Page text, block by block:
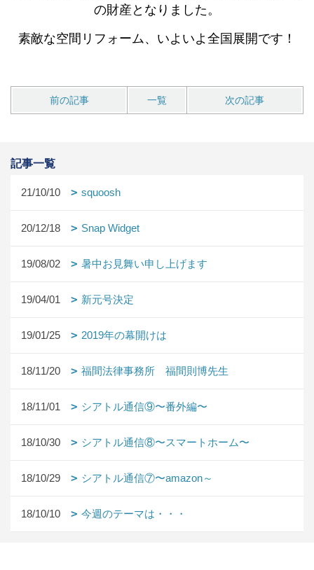
の財産となりました。
素敵な空間リフォーム、いよいよ全国展開です！
前の記事 一覧 次の記事
記事一覧
21/10/10 squoosh
20/12/18 Snap Widget
19/08/02 暑中お見舞い申し上げます
19/04/01 新元号決定
19/01/25 2019年の幕開けは
18/11/20 福間法律事務所 福間則博先生
18/11/01 シアトル通信⑨〜番外編〜
18/10/30 シアトル通信⑧〜スマートホーム〜
18/10/29 シアトル通信⑦〜amazon～
18/10/10 今週のテーマは・・・